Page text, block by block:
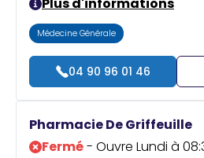
Plus d'informations
Médecine Générale
04 90 96 01 46
Pharmacie De Griffeuille
Fermé- Ouvre Lundi à